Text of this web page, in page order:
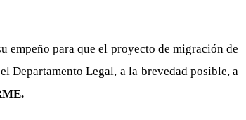
empeño para que el proyecto de migración de
Departamento Legal, a la brevedad posible, a